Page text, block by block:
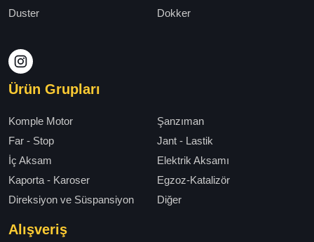
Duster
Dokker
Ürün Grupları
Komple Motor
Şanzıman
Far - Stop
Jant - Lastik
İç Aksam
Elektrik Aksamı
Kaporta - Karoser
Egzoz-Katalizör
Direksiyon ve Süspansiyon
Diğer
Alışveriş